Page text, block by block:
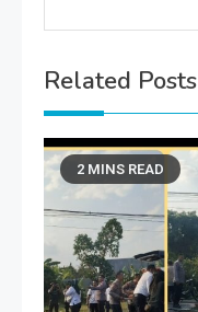
Related Posts
2 MINS READ